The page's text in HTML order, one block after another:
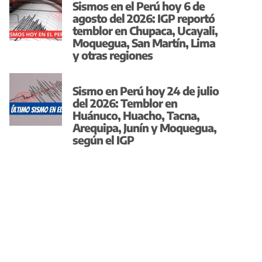
Sismos en el Perú hoy 6 de
agosto del 2026: IGP reportó
temblor en Chupaca, Ucayali,
Moquegua, San Martín, Lima
y otras regiones
Sismo en Perú hoy 24 de julio
del 2026: Temblor en
Huánuco, Huacho, Tacna,
Arequipa, Junín y Moquegua,
según el IGP